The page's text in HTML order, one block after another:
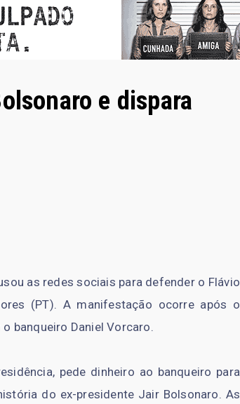
e dispara
as redes sociais para defender o Flávio
(PT). A manifestação ocorre após o
banqueiro Daniel Vorcaro.
pede dinheiro ao banqueiro para
do ex-presidente Jair Bolsonaro. As